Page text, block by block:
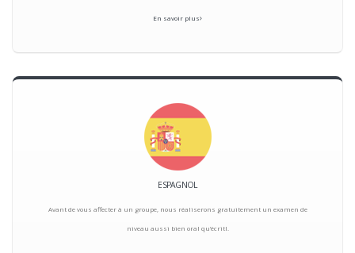
En savoir plus
ESPAGNOL
Avant de vous affecter à un groupe, nous réaliserons gratuitement un examen de
niveau aussi bien oral qu’écritl.